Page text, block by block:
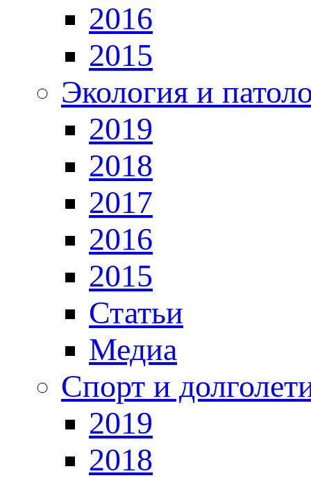
2016
2015
Экология и
2019
2018
2017
2016
2015
Статьи
Медиа
Спорт и
2019
2018